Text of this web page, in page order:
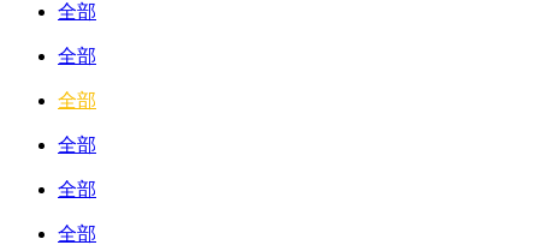
全部
全部
全部
全部
全部
全部